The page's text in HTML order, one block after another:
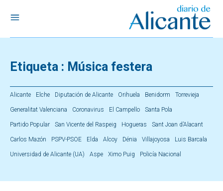
Etiqueta : Música festera
Alicante Elche Diputación de Alicante Orihuela Benidorm Torrevieja
Generalitat Valenciana Coronavirus El Campello Santa Pola
Partido Popular San Vicente del Raspeig Hogueras Sant Joan d’Alacant
Carlos Mazón PSPV-PSOE Elda Alcoy Dénia Villajoyosa Luis Barcala
Universidad de Alicante (UA) Aspe Ximo Puig Policía Nacional